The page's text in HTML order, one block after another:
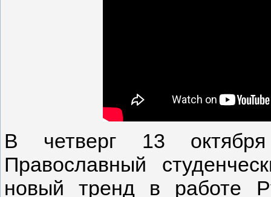
В четверг 13
Православный
новый тренд в работе